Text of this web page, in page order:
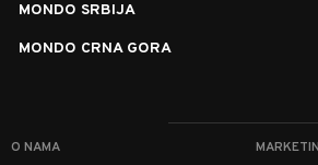
MONDO SRBIJA
MONDO CRNA GORA
O NAMA